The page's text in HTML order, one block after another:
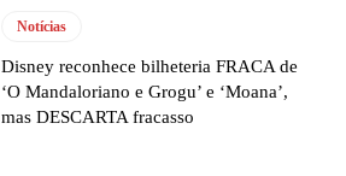
Notícias
Disney reconhece bilheteria FRACA de
‘O Mandaloriano e Grogu’ e ‘Moana’,
mas DESCARTA fracasso